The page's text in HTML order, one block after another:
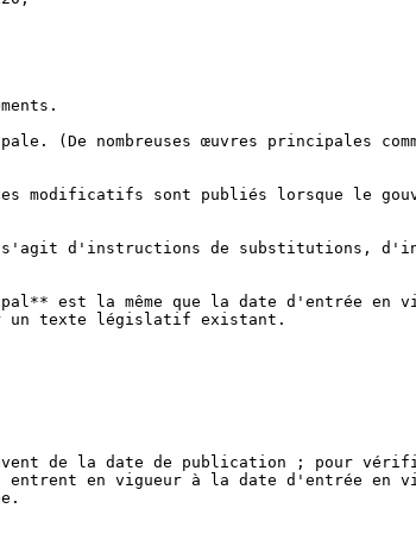
(De nombreuses œuvres principales
modificatifs sont publiés lorsque le
Il s'agit d'instructions de substitutions,
est la même que la date d'entrée en
un texte législatif existant.
de la date de publication ; pour
en vigueur à la date d'entrée en